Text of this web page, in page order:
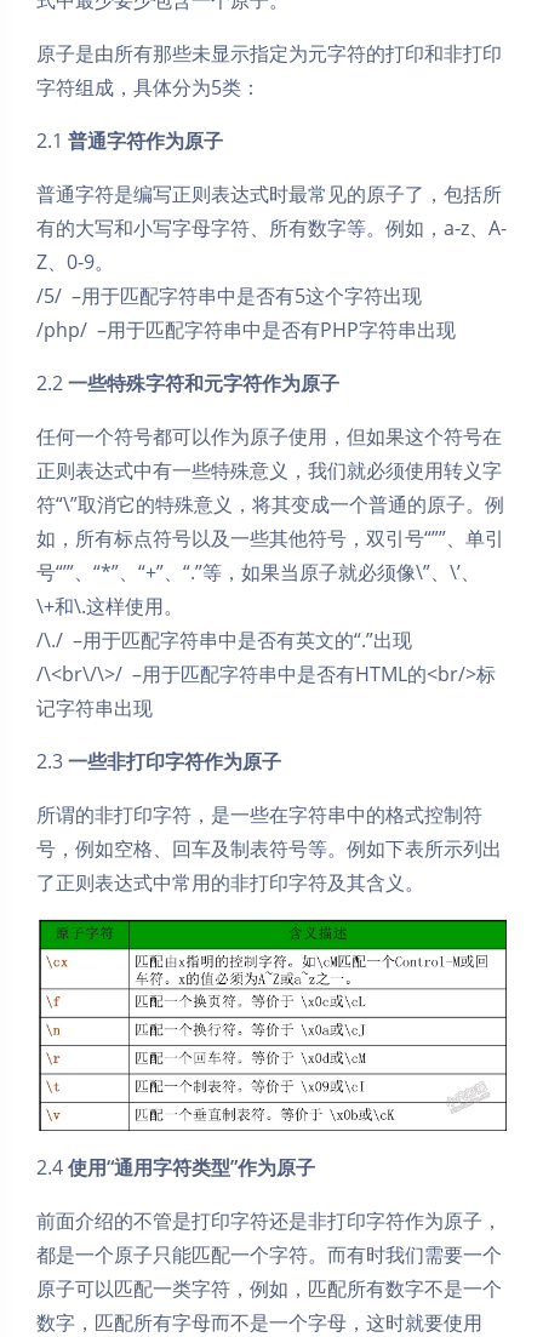
原子是由所有那些未显示指定为元字符的打印和非打印
字符组成，具体分为5类：
2.1 普通字符作为原子
普通字符是编写正则表达式时最常见的原子了，包括所
有的大写和小写字母字符、所有数字等。例如，a-z、A-
Z、0-9。
/5/ –用于匹配字符串中是否有5这个字符出现
/php/ –用于匹配字符串中是否有PHP字符串出现
2.2一些特殊字符和元字符作为原子
任何一个符号都可以作为原子使用，但如果这个符号在
正则表达式中有一些特殊意义，我们就必须使用转义字
符“\”取消它的特殊意义，将其变成一个普通的原子。例
如，所有标点符号以及一些其他符号，双引号“””、单引
号“’”、“*”、“+”、“.”等，如果当原子就必须像\”、\’、
\+和\.这样使用。
/\./ –用于匹配字符串中是否有英文的“.”出现
/\<br\/\>/ –用于匹配字符串中是否有HTML的<br/>标
记字符串出现
2.3一些非打印字符作为原子
所谓的非打印字符，是一些在字符串中的格式控制符
号，例如空格、回车及制表符号等。例如下表所示列出
了正则表达式中常用的非打印字符及其含义。
2.4使用“通用字符类型”作为原子
前面介绍的不管是打印字符还是非打印字符作为原子，
都是一个原子只能匹配一个字符。而有时我们需要一个
原子可以匹配一类字符，例如，匹配所有数字不是一个
数字，匹配所有字母而不是一个字母，这时就要使用